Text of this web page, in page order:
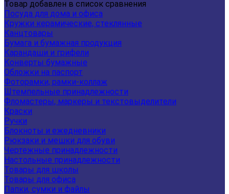
Товар добавлен в список сравнения
Посуда для дома и офиса
Кружки керамические, стеклянные
Канцтовары
Бумага и бумажная продукция
Карандаши и грифели
Конверты бумажные
Обложки на паспорт
Фоторамки, рамки-коллаж
Штемпельные принадлежности
Фломастеры, маркеры и текстовыделители
Краски
Ручки
Блокноты и ежедневники
Рюкзаки и мешки для обуви
Чертежные принадлежности
Настольные принадлежности
Товары для школы
Товары для офиса
Папки, сумки и файлы